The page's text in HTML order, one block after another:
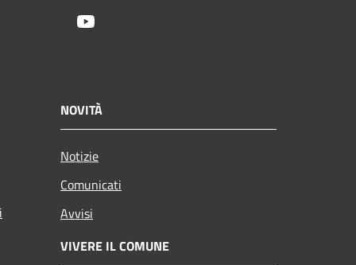
NOVITÀ
Notizie
Comunicati
Avvisi
VIVERE IL COMUNE